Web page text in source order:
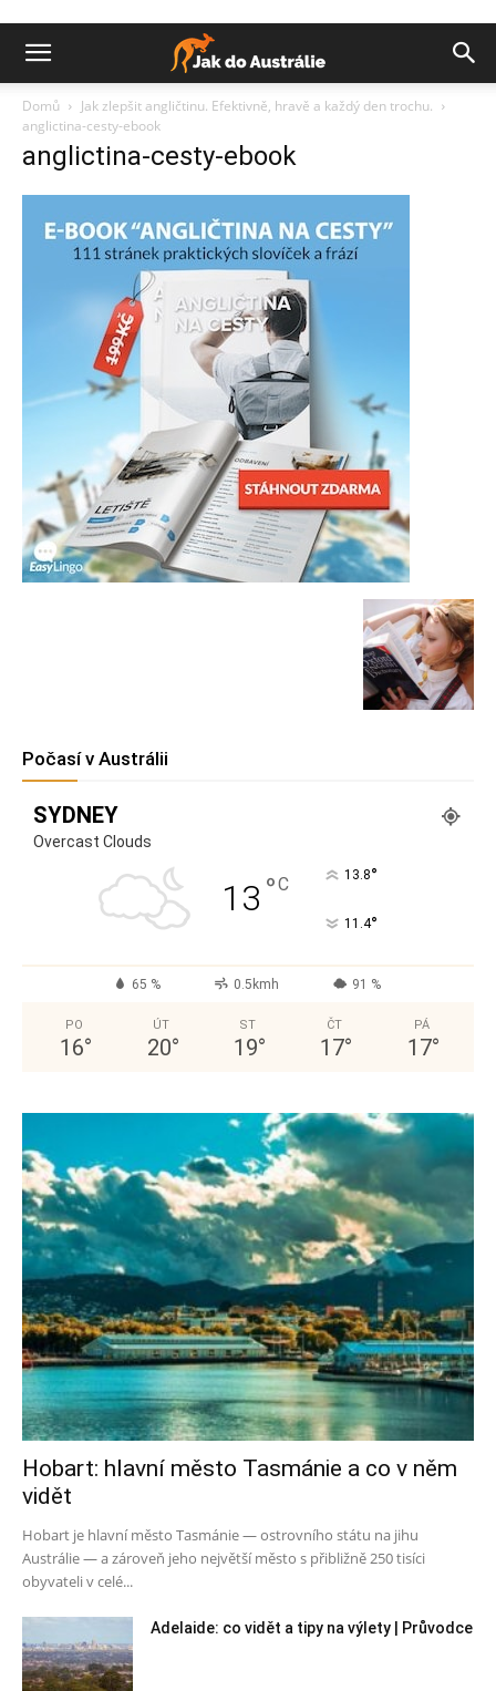
Domů
Jak zlepšit angličtinu. Efektivně, hravě a každý den trochu.
anglictina-cesty-ebook
anglictina-cesty-ebook
Počasí v Austrálii
SYDNEY
Overcast Clouds
13 °C 13.8°
11.4°
65 % 0.5kmh 91 %
PO
16°
ÚT
20°
ST
19°
ČT
17°
PÁ
17°
Hobart: hlavní město Tasmánie a co v něm
vidět
Hobart je hlavní město Tasmánie — ostrovního státu na jihu
Austrálie — a zároveň jeho největší město s přibližně 250 tisíci
obyvateli v celé...
Adelaide: co vidět a tipy na výlety | Průvodce